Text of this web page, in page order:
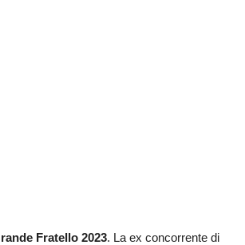
Fratello 2023. La ex concorrente di